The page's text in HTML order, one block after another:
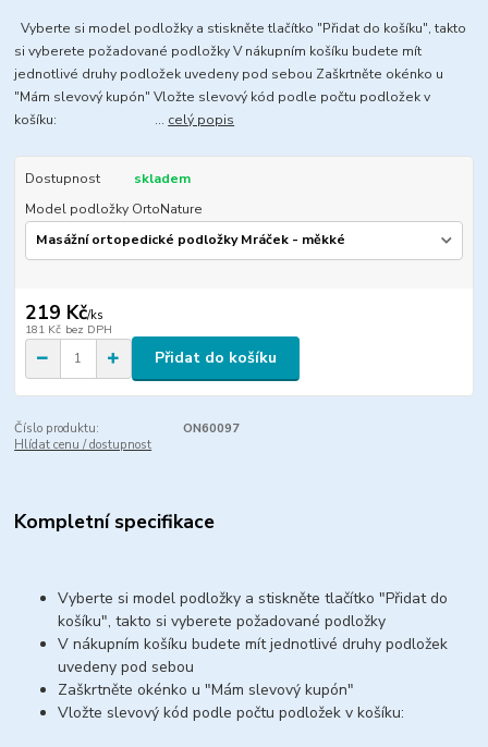
Vyberte si model podložky a stiskněte tlačítko "Přidat do košíku", takto
si vyberete požadované podložky V nákupním košíku budete mít
jednotlivé druhy podložek uvedeny pod sebou Zaškrtněte okénko u
"Mám slevový kupón" Vložte slevový kód podle počtu podložek v
košíku: ... celý popis
Dostupnost
skladem
Model podložky OrtoNature
219 Kč/ks
181 Kč bez DPH
Přidat do košíku
Číslo produktu:
ON60097
Hlídat cenu / dostupnost
Kompletní specifikace
Vyberte si model podložky a stiskněte tlačítko "Přidat do
košíku", takto si vyberete požadované podložky
V nákupním košíku budete mít jednotlivé druhy podložek
uvedeny pod sebou
Zaškrtněte okénko u "Mám slevový kupón"
Vložte slevový kód podle počtu podložek v košíku: